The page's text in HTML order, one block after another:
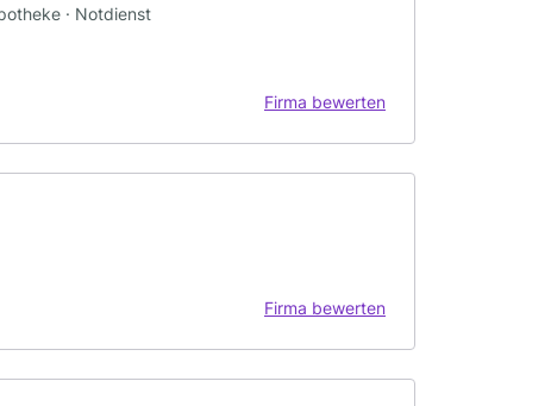
· Notdienst
Firma bewerten
Firma bewerten